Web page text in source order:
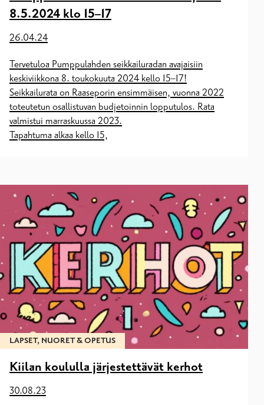
8.5.2024 klo 15–17
26.04.24
Tervetuloa Pumppulahden seikkailuradan avajaisiin
keskiviikkona 8. toukokuuta 2024 kello 15–17!
Seikkailurata on Raaseporin ensimmäisen, vuonna 2022
toteutetun osallistuvan budjetoinnin lopputulos. Rata
valmistui marraskuussa 2023.
Tapahtuma alkaa kello 15,
LAPSET, NUORET & OPETUS
Kiilan koululla järjestettävät kerhot
30.08.23